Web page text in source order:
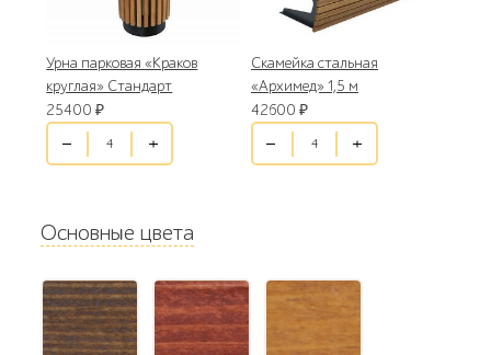
Урна парковая «Краков
круглая» Стандарт
25400 ₽
Скамейка стальная
«Архимед» 1,5 м
42600 ₽
Основные цвета